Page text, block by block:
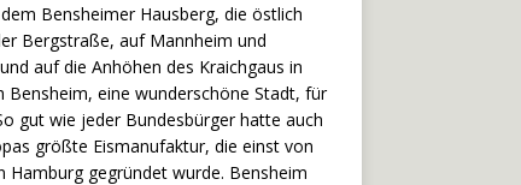
Bensheimer Hausberg, die östlich
Bergstraße, auf Mannheim und
auf die Anhöhen des Kraichgaus in
Bensheim, eine wunderschöne Stadt, für
gut wie jeder Bundesbürger hatte auch
größte Eismanufaktur, die einst von
Hamburg gegründet wurde. Bensheim